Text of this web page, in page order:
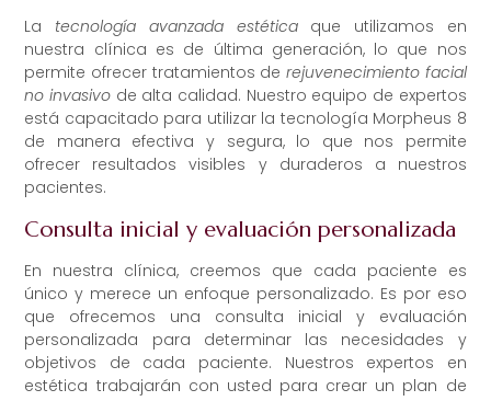
La tecnología avanzada estéticaque utilizamos en
nuestra clínica es de última generación, lo que nos
permite ofrecer tratamientos de rejuvenecimiento facial
no invasivo de alta calidad. Nuestro equipo de expertos
está capacitado para utilizar la tecnología Morpheus 8
de manera efectiva y segura, lo que nos permite
ofrecer resultados visibles y duraderos a nuestros
pacientes.
Consulta inicial y evaluación personalizada
En nuestra clínica, creemos que cada paciente es
único y merece un enfoque personalizado. Es por eso
que ofrecemos una consulta inicial y evaluación
personalizada para determinar las necesidades y
objetivos de cada paciente. Nuestros expertos en
estética trabajarán con usted para crear un plan de